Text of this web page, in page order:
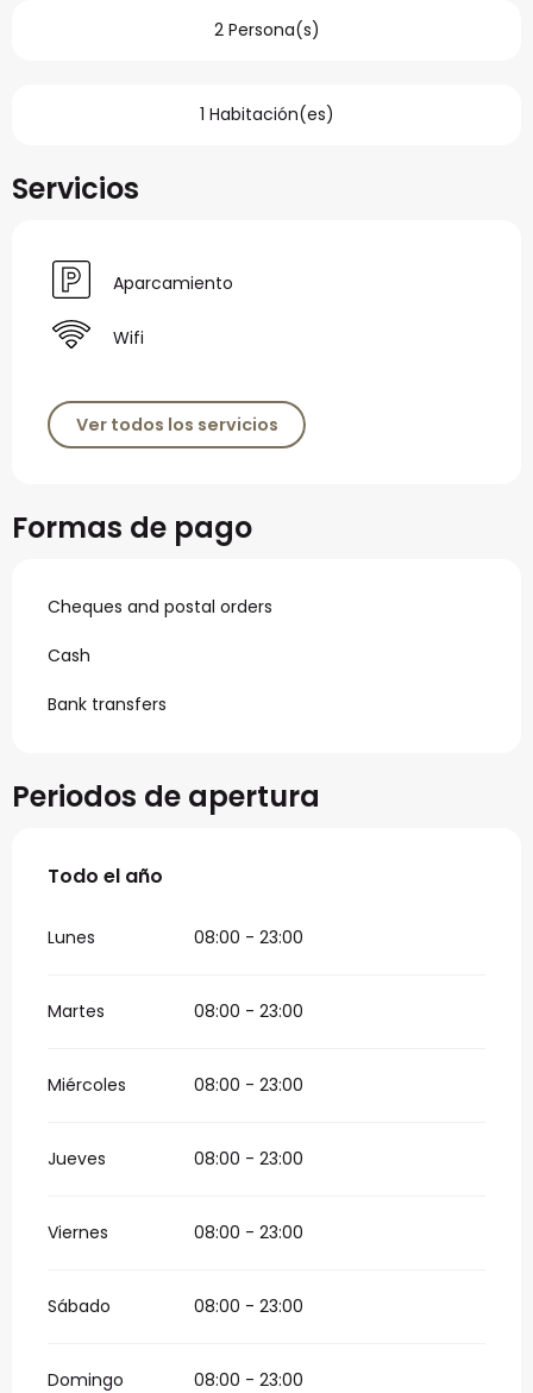
2 Persona(s)
1 Habitación(es)
Servicios
Aparcamiento
Wifi
Ver todos los servicios
Formas de pago
Cheques and postal orders
Cash
Bank transfers
Periodos de apertura
Todo el año
Todo el año
Lunes 08:00 - 23:00
Martes 08:00 - 23:00
Miércoles 08:00 - 23:00
Jueves 08:00 - 23:00
Viernes 08:00 - 23:00
Sábado 08:00 - 23:00
Domingo 08:00 - 23:00